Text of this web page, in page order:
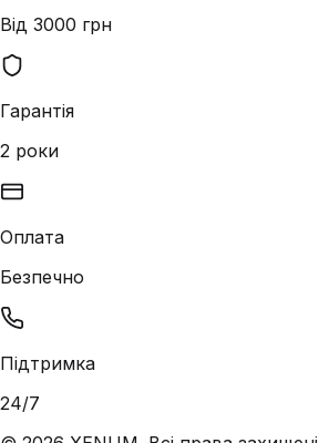
Від 3000 грн
Гарантія
2 роки
Оплата
Безпечно
Підтримка
24/7